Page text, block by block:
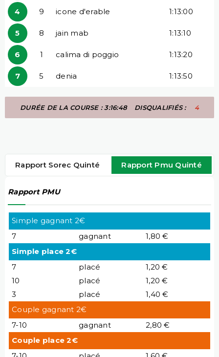
4 9 icone d'erable 1:13:00
5 8 jain mab 1:13:10
6 1 calima di poggio 1:13:20
7 5 denia 1:13:50
DURÉE DE LA COURSE : 3:16:48 DISQUALIFIÉS : 4
Rapport Sorec Quinté Rapport Pmu Quinté
Rapport PMU
Simple gagnant 2€
7
gagnant
1,80 €
Simple place 2€
7
placé
1,20 €
10
placé
1,20 €
3
placé
1,40 €
Couple gagnant 2€
7-10
gagnant
2,80 €
Couple place 2€